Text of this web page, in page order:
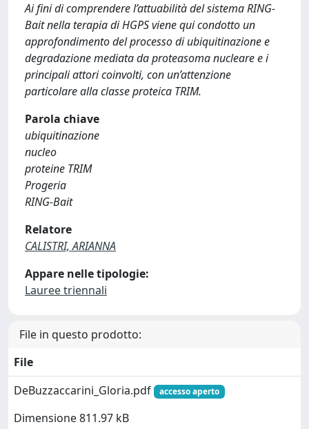
Ai fini di comprendere l’attuabilità del sistema RING-
Bait nella terapia di HGPS viene qui condotto un
approfondimento del processo di ubiquitinazione e
degradazione mediata da proteasoma nucleare e i
principali attori coinvolti, con un’attenzione
particolare alla classe proteica TRIM.
Parola chiave
ubiquitinazione
nucleo
proteine TRIM
Progeria
RING-Bait
Relatore
CALISTRI, ARIANNA
Appare nelle tipologie:
Lauree triennali
File in questo prodotto:
File
DeBuzzaccarini_Gloria.pdf
accesso aperto
Dimensione 811.97 kB